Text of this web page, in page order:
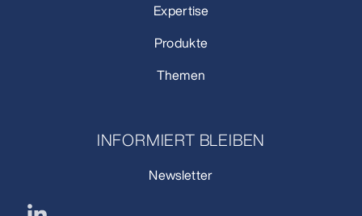
Expertise
Produkte
Themen
INFORMIERT BLEIBEN
Newsletter